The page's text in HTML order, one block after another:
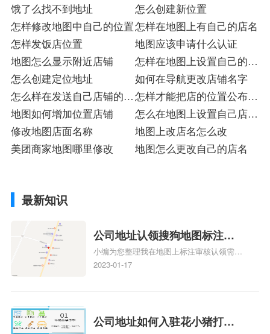
饿了么找不到地址
怎么创建新位置
怎样修改地图中自己的位置怎样在地图上有自己的店名
怎样发饭店位置
地图应该申请什么认证
地图怎么显示附近店铺
怎样在地图上设置自己的位
置名称
怎么创建定位地址
如何在导航更改店铺名字
怎么样在发送自己店铺的位
置
怎样才能把店的位置公布在
地图上
地图如何增加位置店铺
怎么在地图上设置自己店的
位置免费
修改地图店面名称
地图上改店名怎么改
美团商家地图哪里修改
地图怎么更改自己的店名
最新知识
公司地址认领搜狗地图标注多
久审核？公司地址认领地图标
注多久审核？
小编为您整理我在地图上标注审核认领需要
多久、我在地图上标注审核认领需要多久
情可查看下方正文！
2023-01-17
公司地址如何入驻花小猪打车